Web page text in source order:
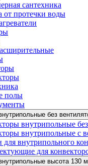
сантехника
от протечки воды
полы
без
внутрипольные
внутрипольные с
для внутрипольного
для
высота 130